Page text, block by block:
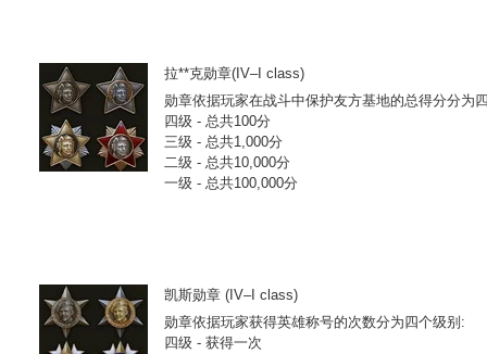
拉**克勋章(IV–I class)
勋章依据玩家在战斗中保护友方基地的总得分分为
四级 - 总共100分
三级 - 总共1,000分
二级 - 总共10,000分
一级 - 总共100,000分
凯斯勋章 (IV–I class)
勋章依据玩家获得英雄称号的次数分为四个级别:
四级 - 获得一次